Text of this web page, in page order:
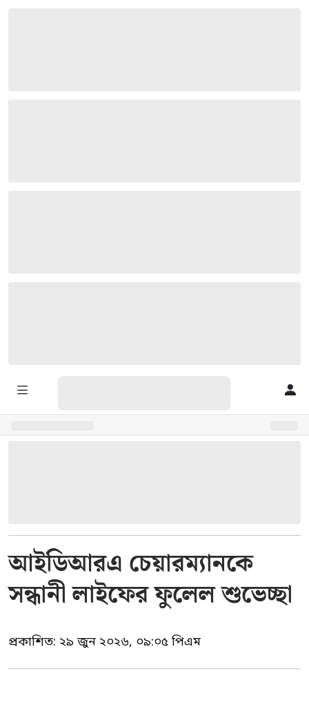
আইডিআরএ চেয়ারম্যানকে
সন্ধানী লাইফের ফুলেল শুভেচ্ছা
প্রকাশিত: ২৯ জুন ২০২৬, ০৯:০৫ পিএম